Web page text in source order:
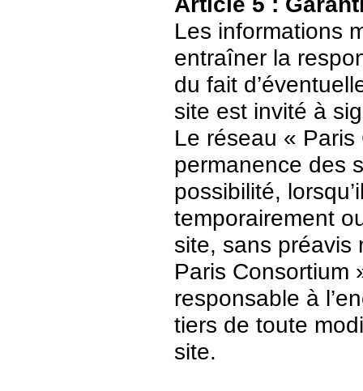
Les informations
entraîner la
du fait
site est invité à
Le réseau «
permanence des
possibilité,
temporairement
site, sans préavis
Paris Consortium
responsable à
tiers de toute
site.